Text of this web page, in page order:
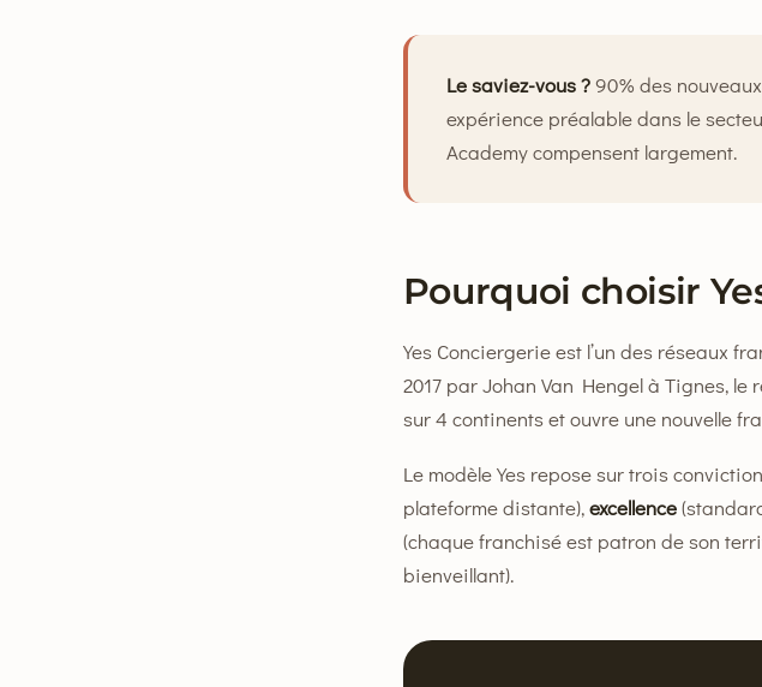
Le saviez-vous ?90% des
expérience préalable dans le
Academy compensent largement.
Pourquoi choisir
Yes Conciergerie est l’un des réseaux
2017 par Johan Van Hengel à Tignes,
sur 4 continents et ouvre une nouvelle
Le modèle Yes repose sur trois
plateforme distante),excellence
(chaque franchisé est patron de son
bienveillant).